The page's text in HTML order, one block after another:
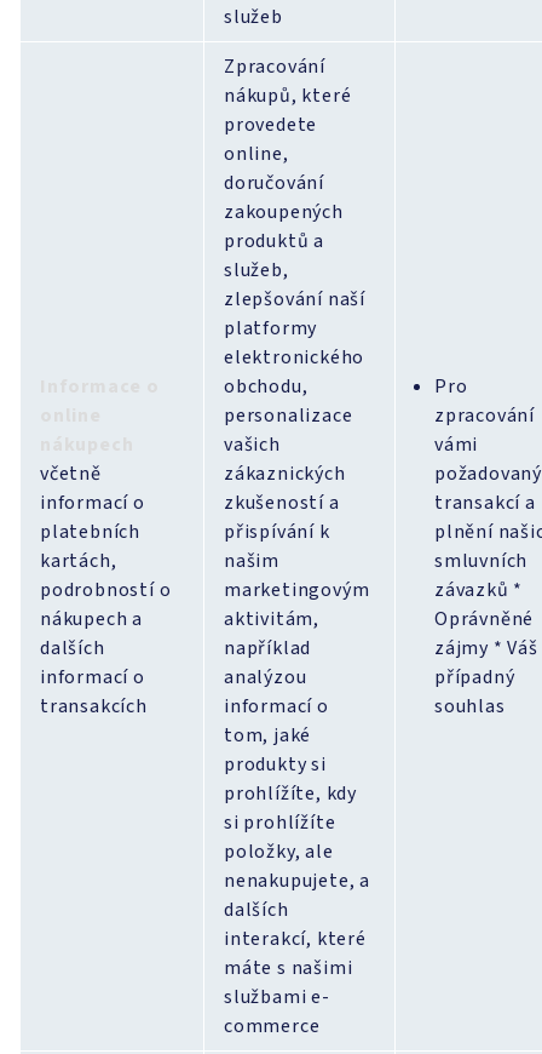
služeb
včetně
informací o
platebních
kartách,
podrobností o
nákupech a
dalších
informací o
transakcích
Zpracování
nákupů, které
provedete
online,
doručování
zakoupených
produktů a
služeb,
zlepšování naší
platformy
elektronického
obchodu,
personalizace
vašich
zákaznických
zkušeností a
přispívání k
našim
marketingovým
aktivitám,
například
analýzou
informací o
tom, jaké
produkty si
prohlížíte, kdy
si prohlížíte
položky, ale
nenakupujete, a
dalších
interakcí, které
máte s našimi
službami e-
commerce
Pro
zpracování
vámi
transakcí a
plnění
smluvních
závazků *
Oprávněné
zájmy * Váš
případný
souhlas